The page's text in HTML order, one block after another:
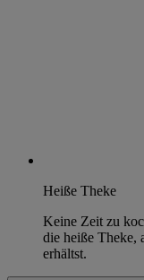
Heiße Theke
Keine Zeit zu
die heiße Theke,
erhältst.